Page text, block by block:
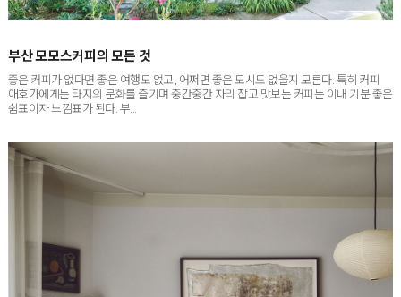
좋은 커피가 없다면 좋은 여행도 없고, 어쩌면 좋은 도시도 없을지 모른다. 특히 커피
애호가에게는 타지의 문화를 즐기며 중간중간 자리 잡고 맛보는 커피는 이내 기분 좋은
쉼표이자 느낌표가 된다. 부...